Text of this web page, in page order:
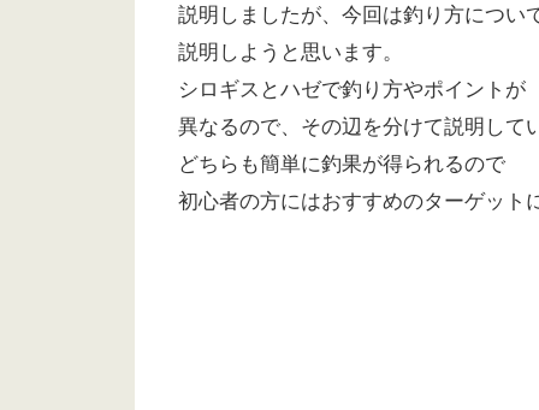
説明しましたが、今回は釣り方につい
説明しようと思います。
シロギスとハゼで釣り方やポイントが
異なるので、その辺を分けて説明して
どちらも簡単に釣果が得られるので
初心者の方にはおすすめのターゲット